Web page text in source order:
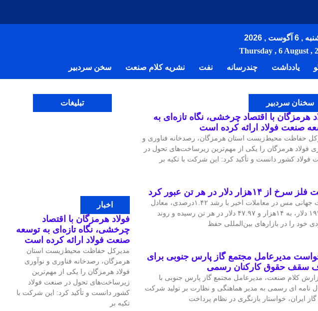
آگوست , 2026
Thursday , 6 August ,
یادداشت چندرسانه نفت نشریه کلام صنعت سخن سردبیر
سخنان سردبیر
هرمزگان با اقتصاد چرخشی، نگاه تازه‌ای به
صنعت فولاد ارائه کرده است
حفاظت محیط‌زیست استان هرمزگان، رصدخانه فناوری و
فولاد هرمزگان را یکی از مهم‌ترین زیرساخت‌های تحول در
فولاد کشور دانست و تأکید کرد: این شرکت با تکیه بر
از ۱۴هزار دلار در هر تن عبور کرد
قیمت جهانی مس در معاملات اخیر با رشد ۱.۴۲درصدی، معادل
۱۹۷.۱۹ دلار، به ۱۴هزار و ۴۷.۹۷ دلار در هر تن رسیده و روند
خود را در بازارهای بین‌المللی حفظ
مدیرعامل مجتمع گاز پارس جنوبی برای
سقف حقوق کارکنان رسمی
کلام صنعت، مدیرعامل مجتمع گاز پارس جنوبی با
نامه ای رسمی به مدیر هماهنگی و نظارت بر تولید شرکت
ایران، خواستار بازنگری در نظام پرداخت
تبلیغات
اخبار
فولاد هرمزگان با اقتصاد
چرخشی، نگاه تازه‌ای به توسعه
صنعت فولاد ارائه کرده است
مدیرکل حفاظت محیط‌زیست استان
هرمزگان، رصدخانه فناوری و نوآوری
فولاد هرمزگان را یکی از مهم‌ترین
زیرساخت‌های تحول در صنعت فولاد
کشور دانست و تأکید کرد: این شرکت با
تکیه بر